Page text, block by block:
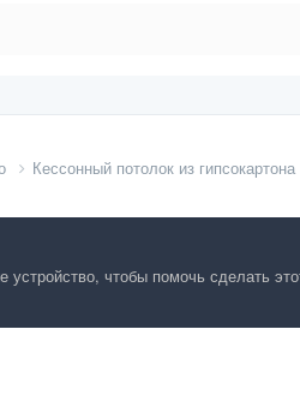
Кессонный потолок из гипсокартона
Язык Конфиденциальность
устройство, чтобы помочь сделать